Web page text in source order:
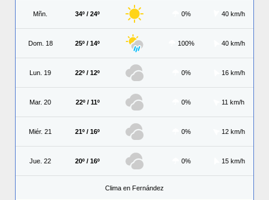
Mñn. 34º / 24º 0% 40 km/h
Dom. 18 25º / 14º 100% 40 km/h
Lun. 19 22º / 12º 0% 16 km/h
Mar. 20 22º / 11º 0% 11 km/h
Miér. 21 21º / 16º 0% 12 km/h
Jue. 22 20º / 16º 0% 15 km/h
Clima en Fernández